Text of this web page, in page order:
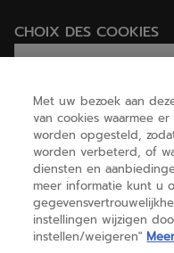
CHOIX DES COOKIES
HELP
OVER ONS
Met uw bezoek aan
van cookies waarmee
worden opgesteld,
worden verbeterd, of
diensten en
meer informatie kunt u
instellingen wijzigen
instellen/weigeren"